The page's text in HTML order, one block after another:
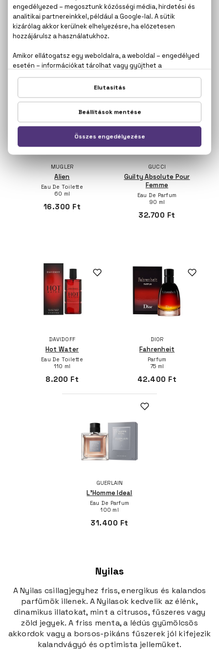
NARCISO RODRIGUEZ
For Her
20.000 Ft
LANCÔME
24.400 Ft
MUGLER
Alien
Eau De Toilette
60 ml
16.300 Ft
GUCCI
Guilty Absolute Pour
Femme
Eau De Parfum
90 ml
32.700 Ft
DAVIDOFF
Hot Water
Eau De Toilette
110 ml
8.200 Ft
DIOR
Fahrenheit
Parfum
75 ml
42.400 Ft
GUERLAIN
L'Homme Ideal
Eau De Parfum
100 ml
31.400 Ft
Nyilas
A Nyilas csillagjegyhez friss, energikus és kalandos
parfümök illenek. A Nyilasok kedvelik az élénk,
dinamikus illatokat, mint a citrusos, fűszeres vagy
zöld jegyek. A friss menta, a lédús gyümölcsös
akkordok vagy a borsos-pikáns fűszerek jól kifejezik
kalandvágyó és optimista jellemüket.